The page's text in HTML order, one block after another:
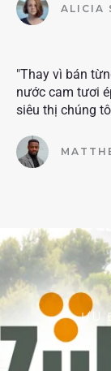
ALICIA
"Thay vì bán
nước cam tươi
siêu thị chúng
ƯU